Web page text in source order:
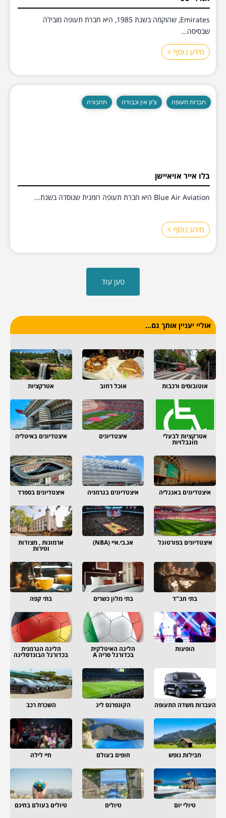
Emirates, שהוקמה בשנת 1985, היא חברת תעופה מובילה
שבסיסה...
מידע נוסף >
חברות תעופה צ'ק אין וכבודה תחבורה
בלו אייר אויאיישן
Blue Air Aviation היא חברת תעופה רומנית שנוסדה בשנת...
מידע נוסף >
טען עוד
אוליי יעניין אותך גם...
אוטובוסים ורכבות אוכל רחוב אטרקציות
אטרקציות לבעלי
מוגבלויות
איצטדיונים איצטדיונים באיטליה
איצטדיונים באנגליה איצטדיונים בגרמניה איצטדיונים בספרד
איצטדיונים בפורטוגל אנ.בי.איי (NBA) ארמונות , מצודות
וטירות
בתי חב"ד בתי מלון כשרים בתי קפה
הופעות הליגה האיטלקית
בכדורגל סריה A
הליגה הגרמנית
בכדורגל הבונדסליגה
העברות משדה התעופה הקונפרנס ליג השכרת רכב
חבילות נופש חופים בעולם חיי לילה
טיולי יום טיולים טיולים בעולם בחינם